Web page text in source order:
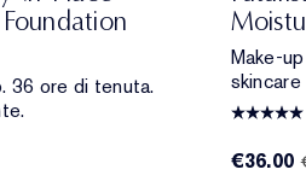
36 ore di tenuta.
Make-
skincare
€36.00